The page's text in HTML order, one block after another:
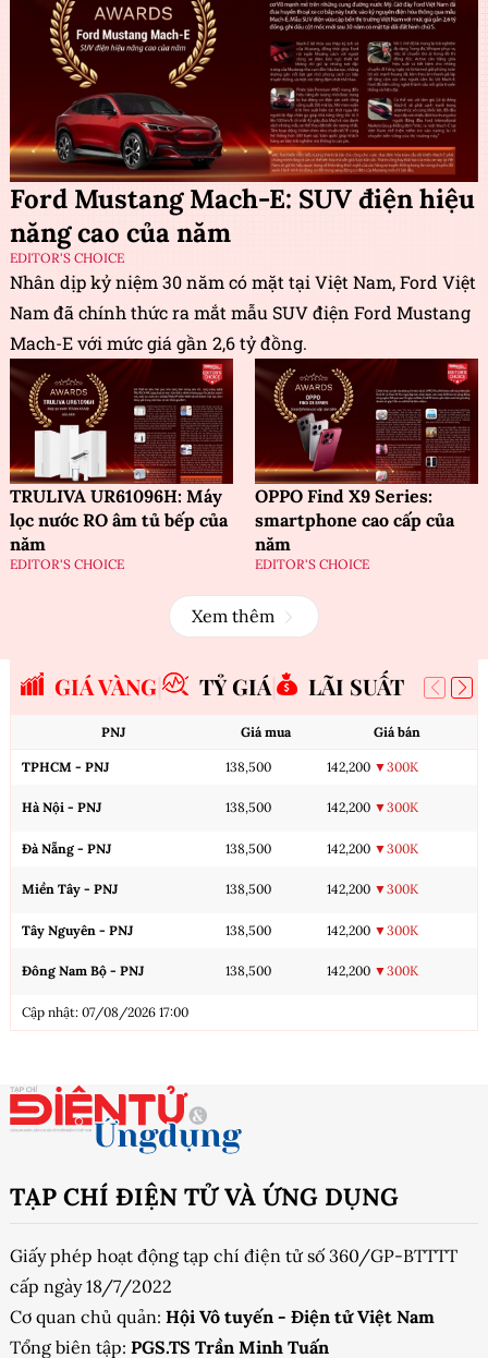
Ford Mustang Mach-E: SUV điện hiệu
năng cao của năm
EDITOR'S CHOICE
Nhân dịp kỷ niệm 30 năm có mặt tại Việt Nam, Ford Việt
Nam đã chính thức ra mắt mẫu SUV điện Ford Mustang
Mach-E với mức giá gần 2,6 tỷ đồng.
TRULIVA UR61096H: Máy
lọc nước RO âm tủ bếp của
năm
EDITOR'S CHOICE
OPPO Find X9 Series:
smartphone cao cấp của
năm
EDITOR'S CHOICE
Xem thêm
GIÁ VÀNG TỶ GIÁ LÃI SUẤT
PNJ Giá mua Giá bán
TPHCM - PNJ 138,500 142,200 ▼300K
Hà Nội - PNJ 138,500 142,200 ▼300K
Đà Nẵng - PNJ 138,500 142,200 ▼300K
Miền Tây - PNJ 138,500 142,200 ▼300K
Tây Nguyên - PNJ 138,500 142,200 ▼300K
Đông Nam Bộ - PNJ 138,500 142,200 ▼300K
Cập nhật: 07/08/2026 17:00
TẠP CHÍ ĐIỆN TỬ VÀ ỨNG DỤNG
Giấy phép hoạt động tạp chí điện tử số 360/GP-BTTTT
cấp ngày 18/7/2022
Cơ quan chủ quản: Hội Vô tuyến - Điện tử Việt Nam
Tổng biên tập: PGS.TS Trần Minh Tuấn